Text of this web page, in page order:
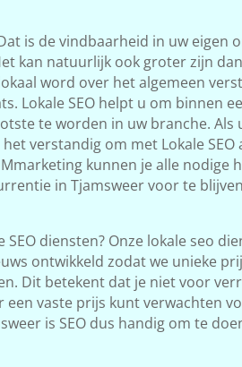
is de vindbaarheid in uw eigen
kan natuurlijk ook groter zijn
word over het algemeen
Lokale SEO helpt u om binnen
te worden in uw branche. Als
verstandig om met Lokale SEO
kunnen je alle nodige
in Tjamsweer voor te
SEO diensten? Onze lokale seo
ontwikkeld zodat we unieke
Dit betekent dat je niet voor
een vaste prijs kunt verwachten
is SEO dus handig om te